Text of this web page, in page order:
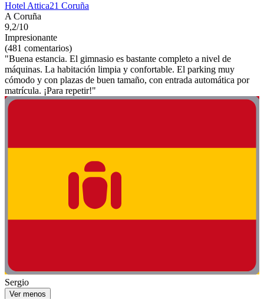
Hotel Attica21 Coruña
A Coruña
9,2/10
Impresionante
(481 comentarios)
"Buena estancia. El gimnasio es bastante completo a nivel de
máquinas. La habitación limpia y confortable. El parking muy
cómodo y con plazas de buen tamaño, con entrada automática por
matrícula. ¡Para repetir!"
Sergio
Ver menos